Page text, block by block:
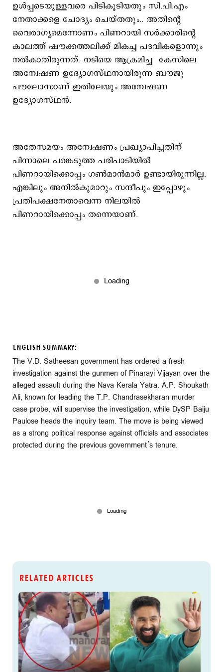
ഉള്‍പ്പടെയുള്ളവരെ പിടികൂടിയതും സി.പി.എം
നേതാക്കളെ ചോദ്യം ചെയ്തതും.. അതിന്‍റെ
വൈരാഗ്യമെന്നോണം പിണറായി സര്‍ക്കാരിന്‍റെ
കാലത്ത് ഷൗക്കത്തലിക്ക് മികച്ച പദവികളൊന്നും
നല്‍കാതിരുന്നത്. നടിയെ ആക്രമിച്ച കേസിലെ
അന്വേഷണ ഉദ്യോഗസ്ഥനായിരുന്ന ബൗജു
പൗലോസാണ് ഇതിലേയും അന്വേഷണ
ഉദ്യോഗസ്ഥന്‍.
അതേസമയം അന്വേഷണം പ്രഖ്യാപിച്ചതിന്
പിന്നാലെ പങ്കെടുത്ത പരിപാടിയില്‍
പിണറായിക്കൊപ്പം ഗണ്‍മാന്‍മാര്‍ ഉണ്ടായിരുന്നില്ല.
എങ്കിലും അനില്‍കുമാറും സന്ദീപും ഇപ്പോഴും
പ്രതിപക്ഷനേതാവെന്ന നിലയില്‍
പിണറായിക്കൊപ്പം തന്നെയാണ്.
ENGLISH SUMMARY:
The V.D. Satheesan government has ordered a fresh
investigation against the gunmen of Pinarayi Vijayan over the
alleged assault during the Nava Kerala Yatra. A.P. Shoukath
Ali, known for leading the T.P. Chandrasekharan murder
case probe, will supervise the investigation, while DySP Baiju
Paulose heads the inquiry team. The move is being viewed
as a strong political response against officials and associates
protected during the previous government’s tenure.
RELATED ARTICLES